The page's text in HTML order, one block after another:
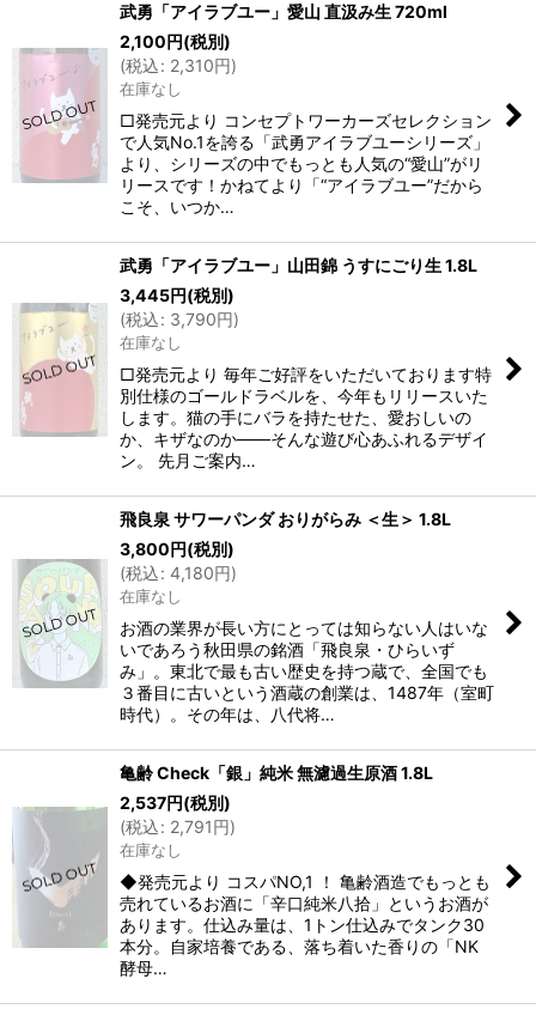
武勇「アイラブユー」愛山 直汲み生 720ml
2,100円(税別)
(税込: 2,310円)
在庫なし
□発売元より コンセプトワーカーズセレクション
で人気No.1を誇る「武勇アイラブユーシリーズ」
より、シリーズの中でもっとも人気の“愛山”がリ
リースです！かねてより「“アイラブユー”だから
こそ、いつか…
武勇「アイラブユー」山田錦 うすにごり生 1.8L
3,445円(税別)
(税込: 3,790円)
在庫なし
□発売元より 毎年ご好評をいただいております特
別仕様のゴールドラベルを、今年もリリースいた
します。猫の手にバラを持たせた、愛おしいの
か、キザなのか――そんな遊び心あふれるデザイ
ン。 先月ご案内…
飛良泉 サワーパンダ おりがらみ ＜生＞ 1.8L
3,800円(税別)
(税込: 4,180円)
在庫なし
お酒の業界が長い方にとっては知らない人はいな
いであろう秋田県の銘酒「飛良泉・ひらいず
み」。東北で最も古い歴史を持つ蔵で、全国でも
３番目に古いという酒蔵の創業は、1487年（室町
時代）。その年は、八代将…
亀齢 Check「銀」純米 無濾過生原酒 1.8L
2,537円(税別)
(税込: 2,791円)
在庫なし
◆発売元より コスパNO,1 ！ 亀齢酒造でもっとも
売れているお酒に「辛口純米八拾」というお酒が
あります。仕込み量は、1トン仕込みでタンク30
本分。自家培養である、落ち着いた香りの「NK
酵母…